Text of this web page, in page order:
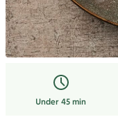
Under 45 min